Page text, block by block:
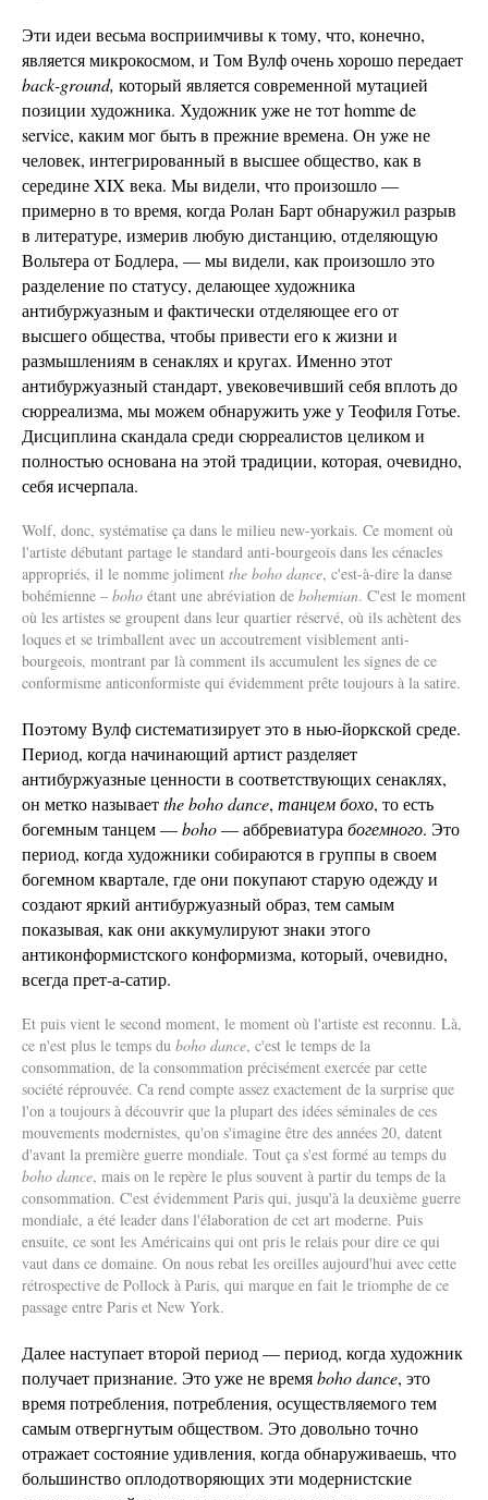
Эти идеи весьма восприимчивы к тому, что, конечно,
является микрокосмом, и Том Вулф очень хорошо передает
back-ground, который является современной мутацией
позиции художника. Художник уже не тот homme de
service, каким мог быть в прежние времена. Он уже не
человек, интегрированный в высшее общество, как в
середине XIX века. Мы видели, что произошло —
примерно в то время, когда Ролан Барт обнаружил разрыв
в литературе, измерив любую дистанцию, отделяющую
Вольтера от Бодлера, — мы видели, как произошло это
разделение по статусу, делающее художника
антибуржуазным и фактически отделяющее его от
высшего общества, чтобы привести его к жизни и
размышлениям в сенаклях и кругах. Именно этот
антибуржуазный стандарт, увековечивший себя вплоть до
сюрреализма, мы можем обнаружить уже у Теофиля Готье.
Дисциплина скандала среди сюрреалистов целиком и
полностью основана на этой традиции, которая, очевидно,
себя исчерпала.
Wolf, donc, systématise ça dans le milieu new-yorkais. Ce moment où
l'artiste débutant partage le standard anti-bourgeois dans les cénacles
appropriés, il le nomme joliment the boho dance, c'est-à-dire la danse
bohémienne – boho étant une abréviation de bohemian. C'est le moment
où les artistes se groupent dans leur quartier réservé, où ils achètent des
loques et se trimballent avec un accoutrement visiblement anti-
bourgeois, montrant par là comment ils accumulent les signes de ce
conformisme anticonformiste qui évidemment prête toujours à la satire.
Поэтому Вулф систематизирует это в нью-йоркской среде.
Период, когда начинающий артист разделяет
антибуржуазные ценности в соответствующих сенаклях,
он метко называетthe boho dance, танцем бохо, то есть
богемным танцем —boho— аббревиатура богемного. Это
период, когда художники собираются в группы в своем
богемном квартале, где они покупают старую одежду и
создают яркий антибуржуазный образ, тем самым
показывая, как они аккумулируют знаки этого
антиконформистского конформизма, который, очевидно,
всегда прет-а-сатир.
Et puis vient le second moment, le moment où l'artiste est reconnu. Là,
ce n'est plus le temps du boho dance, c'est le temps de la
consommation, de la consommation précisément exercée par cette
société réprouvée. Ca rend compte assez exactement de la surprise que
l'on a toujours à découvrir que la plupart des idées séminales de ces
mouvements modernistes, qu'on s'imagine être des années 20, datent
d'avant la première guerre mondiale. Tout ça s'est formé au temps du
boho dance, mais on le repère le plus souvent à partir du temps de la
consommation. C'est évidemment Paris qui, jusqu'à la deuxième guerre
mondiale, a été leader dans l'élaboration de cet art moderne. Puis
ensuite, ce sont les Américains qui ont pris le relais pour dire ce qui
vaut dans ce domaine. On nous rebat les oreilles aujourd'hui avec cette
rétrospective de Pollock à Paris, qui marque en fait le triomphe de ce
passage entre Paris et New York.
Далее наступает второй период — период, когда художник
получает признание. Это уже не времяboho dance, это
время потребления, потребления, осуществляемого тем
самым отвергнутым обществом. Это довольно точно
отражает состояние удивления, когда обнаруживаешь, что
большинство оплодотворяющих эти модернистские